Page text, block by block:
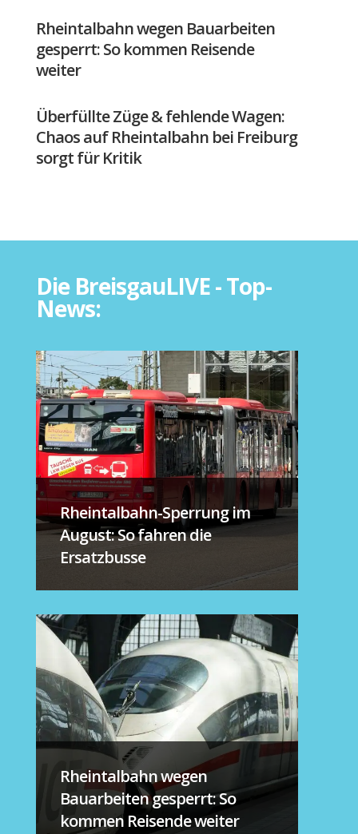
Rheintalbahn wegen Bauarbeiten
gesperrt: So kommen Reisende
weiter
Überfüllte Züge & fehlende Wagen:
Chaos auf Rheintalbahn bei Freiburg
sorgt für Kritik
Die BreisgauLIVE - Top-
News:
Rheintalbahn-Sperrung im
August: So fahren die
Ersatzbusse
Rheintalbahn wegen
Bauarbeiten gesperrt: So
kommen Reisende weiter